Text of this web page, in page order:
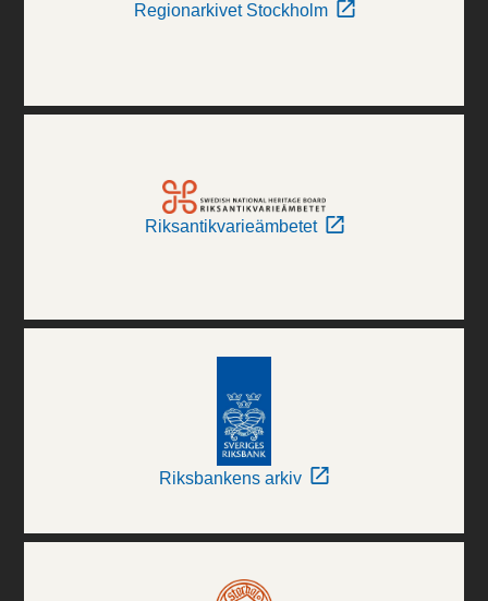
Regionarkivet Stockholm
Riksantikvarieämbetet
Riksbankens arkiv